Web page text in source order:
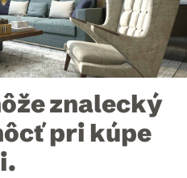
znalecký
pri kúpe